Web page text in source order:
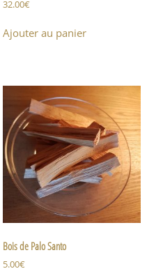
32.00€
Ajouter au panier
Bois de Palo Santo
5.00€